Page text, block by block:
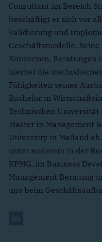
Consultant im Bereich
beschäftigt er sich vor
Validierung und
Geschäftsmodelle.
Konzernen, Beratungen
hierbei die
Fähigkeiten seiner
Bachelor in
Technischen Universität
Master in Management
University in Mailand
unter anderem in der
KPMG, im Business
Management Beratung
ups beim